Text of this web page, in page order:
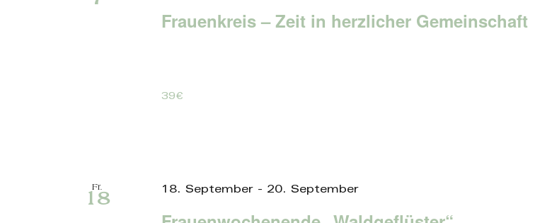
Frauenkreis – Zeit in herzlicher Gemeinschaft
39€
Fr.
18
18. September- 20. September